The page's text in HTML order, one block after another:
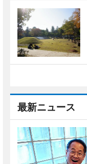
最新ニュース